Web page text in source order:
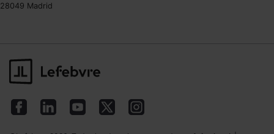
28049 Madrid